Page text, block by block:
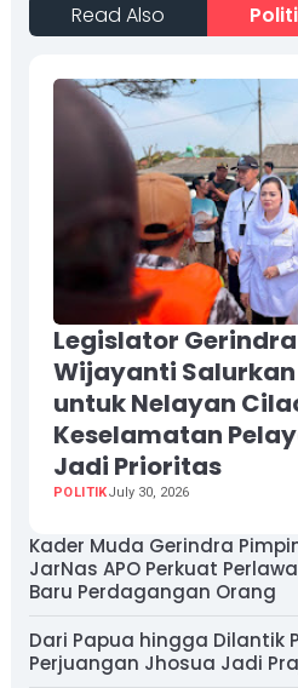
Read Also
Legislator
Wijayanti
untuk Nelayan
Keselamatan
Jadi Prioritas
POLITIKJuly 30, 2026
Kader Muda Gerindra
JarNas APO Perkuat
Baru Perdagangan Orang
Dari Papua hingga Dilantik
Perjuangan Jhosua Jadi